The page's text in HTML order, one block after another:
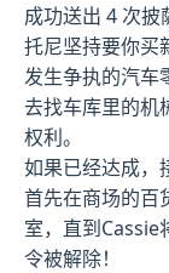
成功送出 4 次披
托尼坚持要你买
发生争执的汽车
去找车库里的机
权利。
如果已经达成，
首先在商场的百
室，直到Cassie
令被解除！